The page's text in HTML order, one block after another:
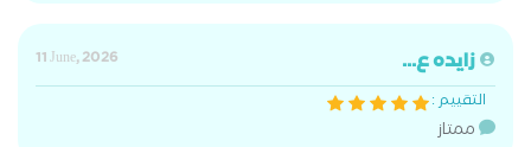
زايده ع...
11 June, 2026
التقييم :
ممتاز